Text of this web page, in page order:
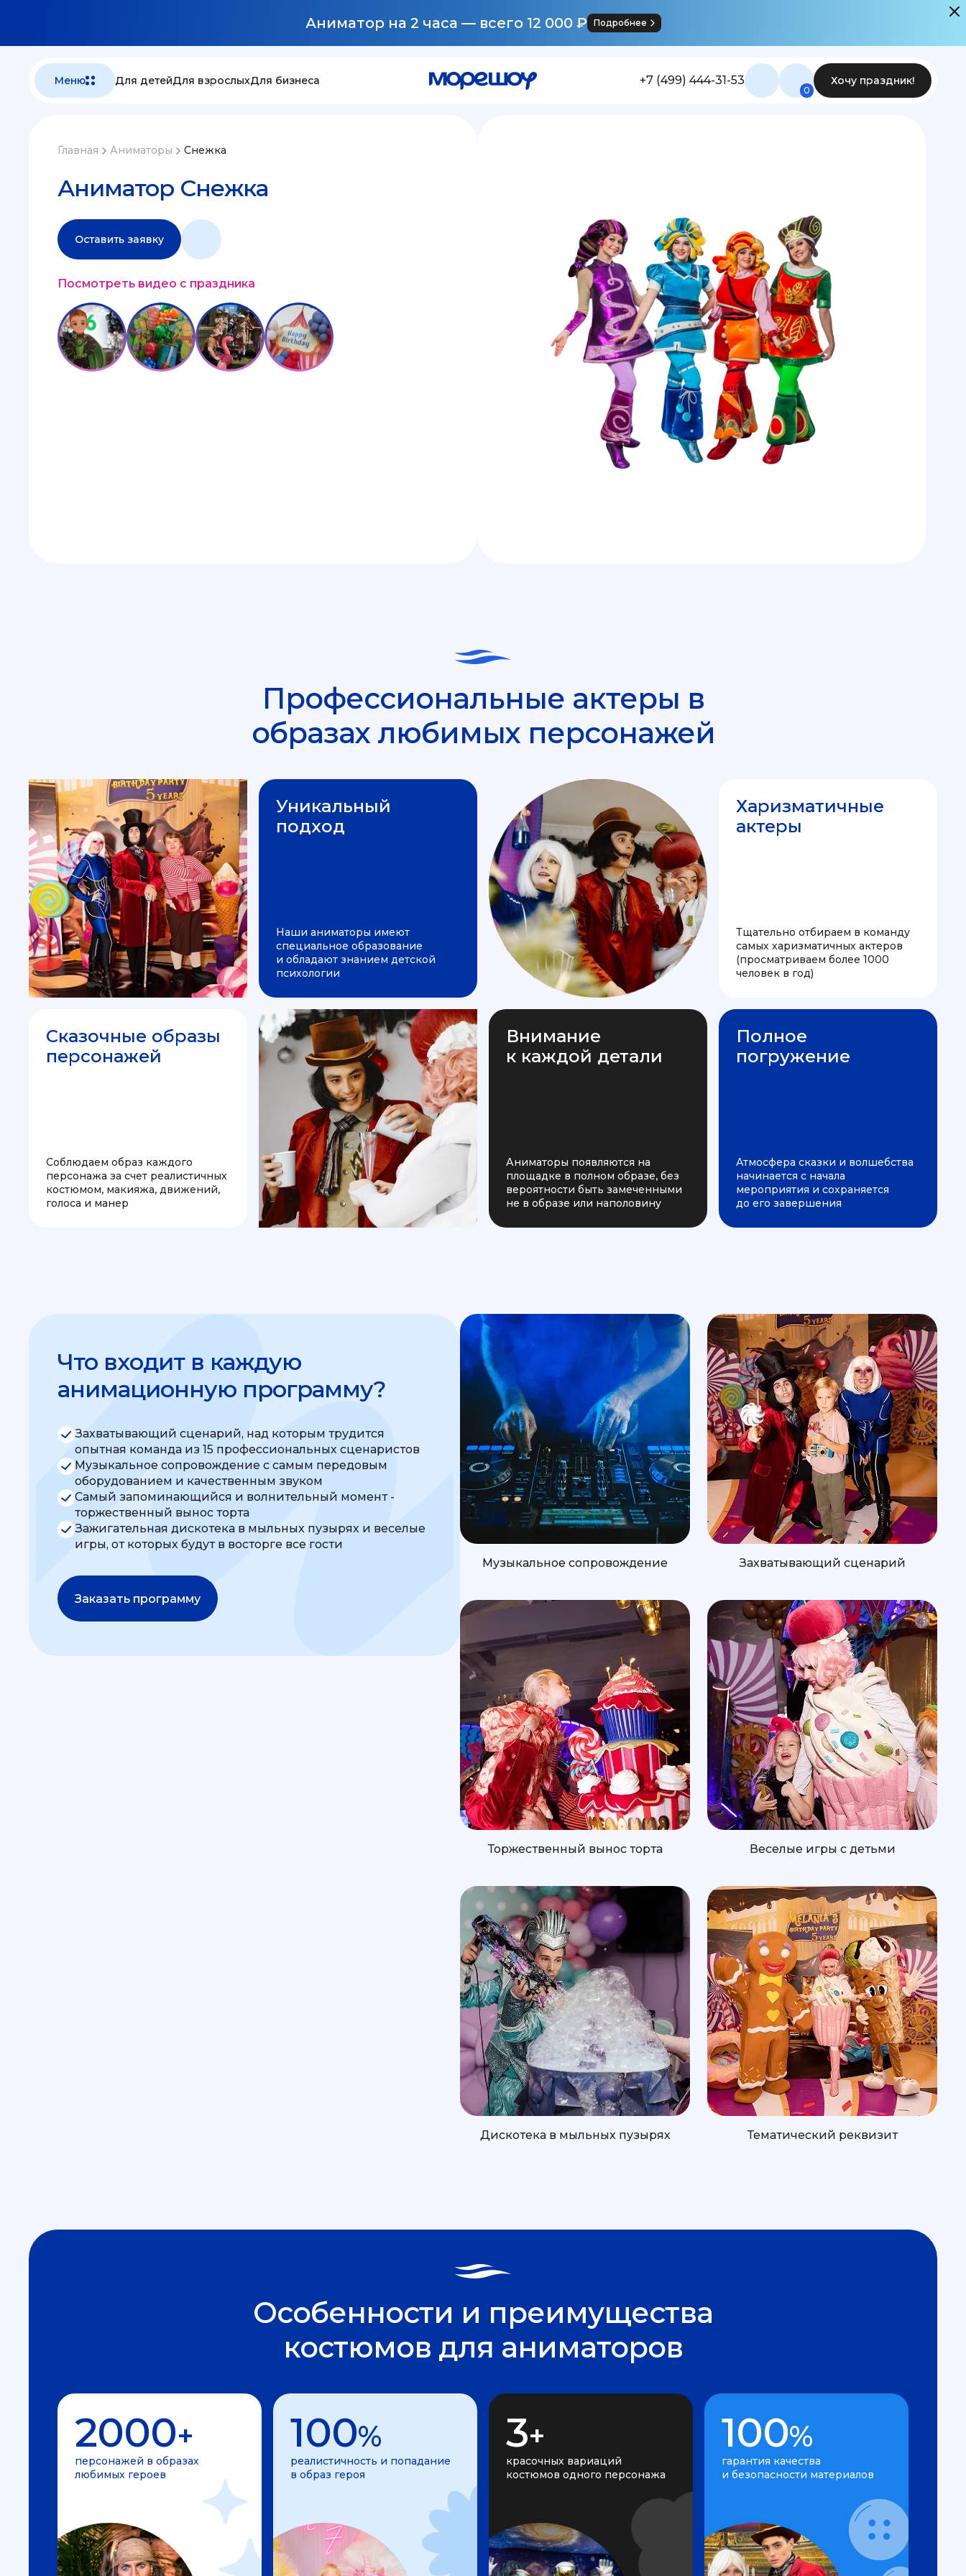
Аниматор на 2 часа — всего 12 000 ₽ Подробнее
Меню Для детейДля взрослыхДля бизнеса +7 (499) 444-31-53
0
Хочу праздник!
Главная Аниматоры Снежка
Аниматор Снежка
Оставить заявку
Посмотреть видео с праздника
Профессиональные актеры в
образах любимых персонажей
Уникальный
подход
Наши аниматоры имеют
специальное образование
и обладают знанием детской
психологии
Харизматичные
актеры
Тщательно отбираем в команду
самых харизматичных актеров
(просматриваем более 1000
человек в год)
Сказочные образы
персонажей
Соблюдаем образ каждого
персонажа за счет реалистичных
костюмом, макияжа, движений,
голоса и манер
Внимание
к каждой детали
Аниматоры появляются на
площадке в полном образе, без
вероятности быть замеченными
не в образе или наполовину
Полное
погружение
Атмосфера сказки и волшебства
начинается с начала
мероприятия и сохраняется
до его завершения
Что входит в каждую
анимационную программу?
Захватывающий сценарий, над которым трудится
опытная команда из 15 профессиональных сценаристов
Музыкальное сопровождение с самым передовым
оборудованием и качественным звуком
Самый запоминающийся и волнительный момент -
торжественный вынос торта
Зажигательная дискотека в мыльных пузырях и веселые
игры, от которых будут в восторге все гости
Заказать программу
Музыкальное сопровождение Захватывающий сценарий
Торжественный вынос торта Веселые игры с детьми
Дискотека в мыльных пузырях Тематический реквизит
Особенности и преимущества
костюмов для аниматоров
2000+
персонажей в образах
любимых героев
100%
реалистичность и попадание
в образ героя
3+
красочных вариаций
костюмов одного персонажа
100%
гарантия качества
и безопасности материалов